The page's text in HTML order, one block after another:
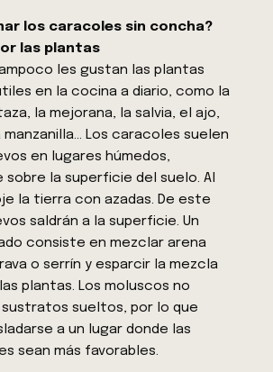
los caracoles sin concha?
las plantas
les gustan las plantas
en la cocina a diario, como la
la mejorana, la salvia, el ajo,
manzanilla… Los caracoles suelen
en lugares húmedos,
la superficie del suelo. Al
la tierra con azadas. De este
saldrán a la superficie. Un
consiste en mezclar arena
o serrín y esparcir la mezcla
plantas. Los moluscos no
sustratos sueltos, por lo que
a un lugar donde las
sean más favorables.